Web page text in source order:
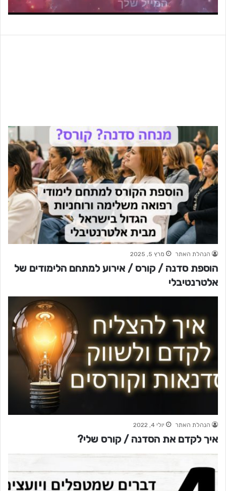
הנהלת האתר מרץ 5, 2025
הוספת סדנה / קורס / אירוע למתחם הלימודים של
אלטרנטיבלי
הנהלת האתר יולי 4, 2022
איך לקדם את הסדנה / קורס שלי?